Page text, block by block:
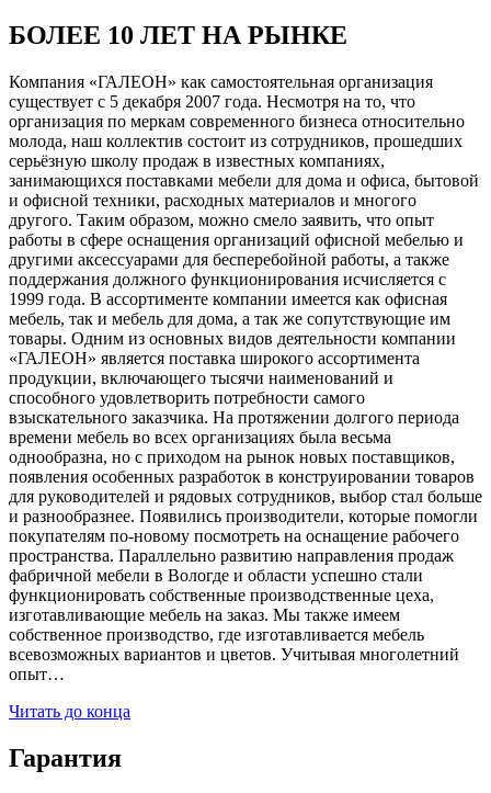
БОЛЕЕ 10 ЛЕТ НА РЫНКЕ
Компания «ГАЛЕОН» как самостоятельная организация
существует с 5 декабря 2007 года. Несмотря на то, что
организация по меркам современного бизнеса относительно
молода, наш коллектив состоит из сотрудников, прошедших
серьёзную школу продаж в известных компаниях,
занимающихся поставками мебели для дома и офиса, бытовой
и офисной техники, расходных материалов и многого
другого. Таким образом, можно смело заявить, что опыт
работы в сфере оснащения организаций офисной мебелью и
другими аксессуарами для бесперебойной работы, а также
поддержания должного функционирования исчисляется с
1999 года. В ассортименте компании имеется как офисная
мебель, так и мебель для дома, а так же сопутствующие им
товары. Одним из основных видов деятельности компании
«ГАЛЕОН» является поставка широкого ассортимента
продукции, включающего тысячи наименований и
способного удовлетворить потребности самого
взыскательного заказчика. На протяжении долгого периода
времени мебель во всех организациях была весьма
однообразна, но с приходом на рынок новых поставщиков,
появления особенных разработок в конструировании товаров
для руководителей и рядовых сотрудников, выбор стал больше
и разнообразнее. Появились производители, которые помогли
покупателям по-новому посмотреть на оснащение рабочего
пространства. Параллельно развитию направления продаж
фабричной мебели в Вологде и области успешно стали
функционировать собственные производственные цеха,
изготавливающие мебель на заказ. Мы также имеем
собственное производство, где изготавливается мебель
всевозможных вариантов и цветов. Учитывая многолетний
опыт…
Читать до конца
Гарантия